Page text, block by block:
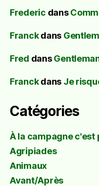
Frederic dans
Franckdans
Fred dans
Franckdans Je
Catégories
À la campagne c'est
Agripiades
Animaux
Avant/Après